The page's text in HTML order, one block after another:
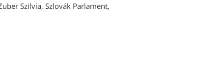
Szilvia, Szlovák Parlament,